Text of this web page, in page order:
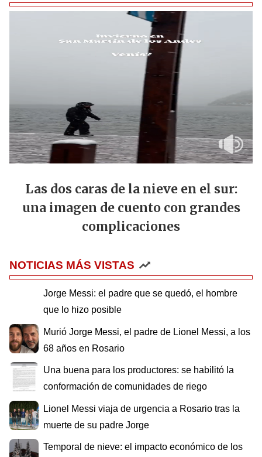
Las dos caras de la nieve en el sur:
una imagen de cuento con grandes
complicaciones
NOTICIAS MÁS VISTAS
Jorge Messi: el padre que se quedó, el hombre
que lo hizo posible
Murió Jorge Messi, el padre de Lionel Messi, a los
68 años en Rosario
Una buena para los productores: se habilitó la
conformación de comunidades de riego
Lionel Messi viaja de urgencia a Rosario tras la
muerte de su padre Jorge
Temporal de nieve: el impacto económico de los